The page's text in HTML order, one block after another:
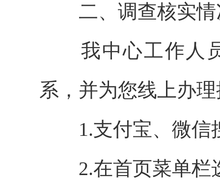
二、调查核实
我中心工作人
系，并为您线上办
1.支付宝、微信
2.在首页菜单栏